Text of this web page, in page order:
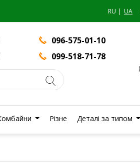
RU UA
096-575-01-10
099-518-71-78
Різне Деталі за типом